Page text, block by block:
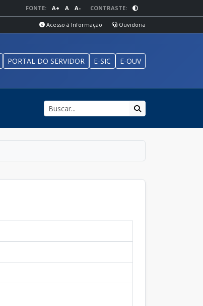
FONTE: A+ A A- CONTRASTE:
Acesso à Informação Ouvidoria
PORTAL DO SERVIDOR E-SIC E-OUV